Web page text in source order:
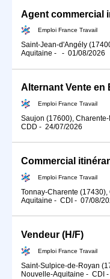
Agent commercial
Emploi France Travail
Saint-Jean-d'Angély
Aquitaine - - 01/08/2026
Emploi France Travail
Saujon (17600),
CDD - 24/07/2026
Commercial
Emploi France Travail
Tonnay-Charente
Aquitaine - CDI - 07/08/
Vendeur (H/F)
Emploi France Travail
Saint-Sulpice-de-Royan
Nouvelle-Aquitaine - CDI -